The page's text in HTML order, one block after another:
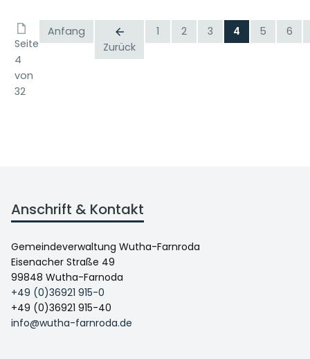
Seite
4
von
32
Anfang
Zurück
1 2 3 4 5 6
Anschrift & Kontakt
Gemeindeverwaltung Wutha-Farnroda
Eisenacher Straße 49
99848 Wutha-Farnoda
+49 (0)36921 915-0
+49 (0)36921 915-40
info@wutha-farnroda.de